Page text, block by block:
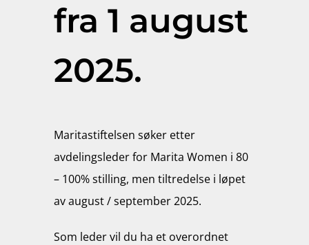
fra 1 august
2025.
Maritastiftelsen søker etter
avdelingsleder for Marita Women i 80
– 100% stilling, men tiltredelse i løpet
av august / september 2025.
Som leder vil du ha et overordnet